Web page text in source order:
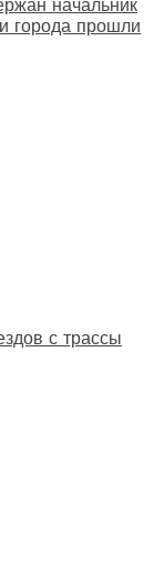
начальник
города прошли
с трассы